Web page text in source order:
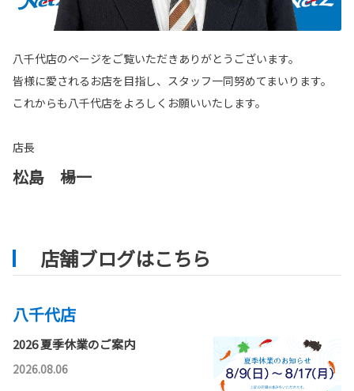
八千代店のページをご覧いただきありがとうございます。
皆様に愛されるお店を目指し、スタッフ一同努めてまいります。
これからも八千代店をよろしくお願いいたします。
店長
松島 楊一
店舗ブログはこちら
八千代店
2026 夏季休業のご案内
2026.08.06